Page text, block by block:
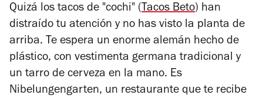
Quizá los tacos de "cochi" (Tacos Beto) han
distraído tu atención y no has visto la planta de
arriba. Te espera un enorme alemán hecho de
plástico, con vestimenta germana tradicional y
un tarro de cerveza en la mano. Es
Nibelungengarten, un restaurante que te recibe